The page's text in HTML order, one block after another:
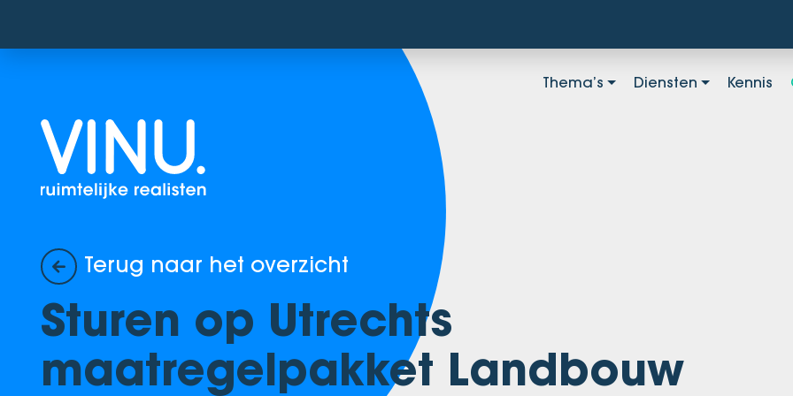
Thema’s Diensten Kennis
Terug naar het overzicht
Sturen op Utrechts
maatregelpakket Landbouw